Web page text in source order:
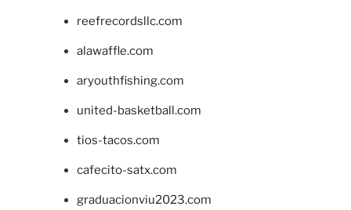
reefrecordsllc.com
alawaffle.com
aryouthfishing.com
united-basketball.com
tios-tacos.com
cafecito-satx.com
graduacionviu2023.com